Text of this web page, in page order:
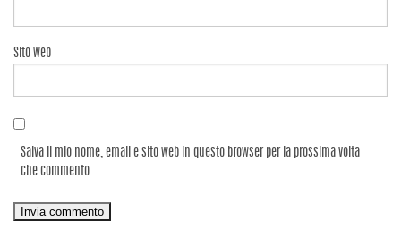
Sito web
Salva il mio nome, email e sito web in questo browser per la prossima volta
che commento.